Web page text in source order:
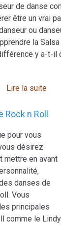
de danse
être un vrai
ou
la
y a-t-il
Lire la suite
Rock n Roll
pour vous
désirez
mettre en avant
danses de
Vous
principales
comme le